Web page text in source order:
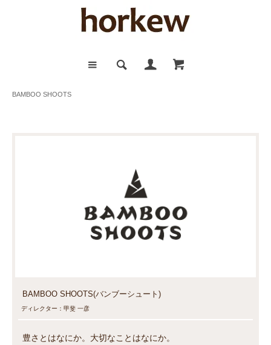
BAMBOO SHOOTS
BAMBOO SHOOTS(バンブーシュート)
ディレクター：甲斐 一彦
豊さとはなにか。大切なことはなにか。